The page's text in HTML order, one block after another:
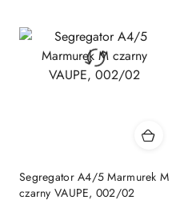
Segregator A4/5 Marmurek M
czarny VAUPE, 002/02